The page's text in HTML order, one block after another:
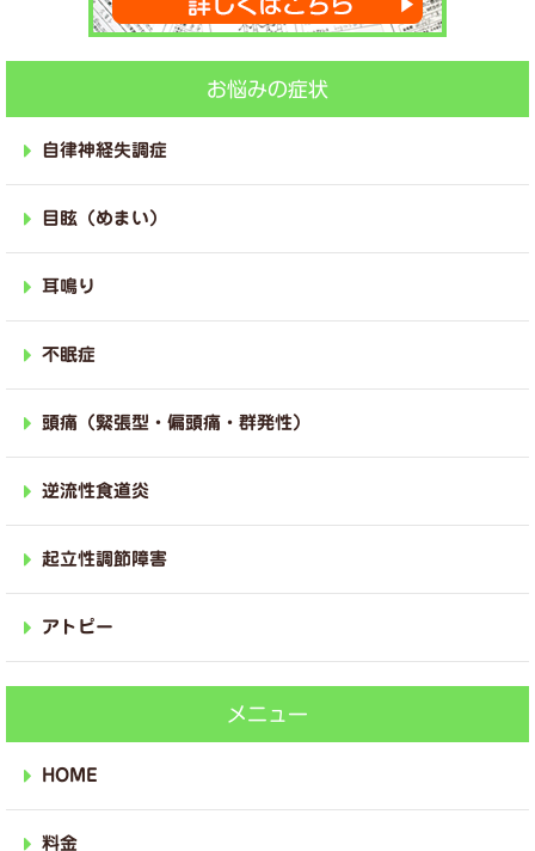
お悩みの症状
自律神経失調症
目眩（めまい）
耳鳴り
不眠症
頭痛（緊張型・偏頭痛・群発性）
逆流性食道炎
起立性調節障害
アトピー
メニュー
HOME
料金